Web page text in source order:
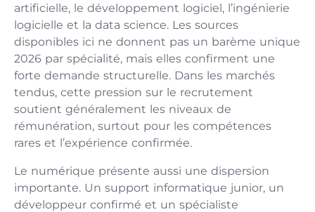
artificielle, le développement logiciel, l’ingénierie
logicielle et la data science. Les sources
disponibles ici ne donnent pas un barème unique
2026 par spécialité, mais elles confirment une
forte demande structurelle. Dans les marchés
tendus, cette pression sur le recrutement
soutient généralement les niveaux de
rémunération, surtout pour les compétences
rares et l’expérience confirmée.
Le numérique présente aussi une dispersion
importante. Un support informatique junior, un
développeur confirmé et un spécialiste